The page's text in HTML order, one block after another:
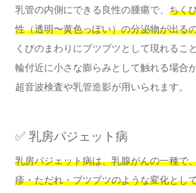
乳管の内側にできる良性の腫瘍で、 ちく
性（透明〜黄色っぽい）の分泌物が出る
くびのまわりにブツブツとして現れるこ
輪付近に小さな膨らみとして触れる場合
超音波検査や乳管造影が用いられます。
✅ 乳房パジェット病
乳房パジェット病は、乳腺がんの一種で
疹・ただれ・ブツブツのような変化とし